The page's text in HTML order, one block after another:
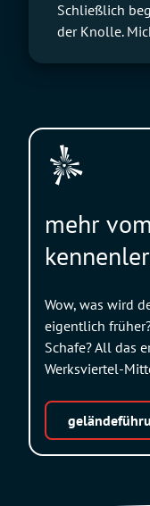
Schließlich
der Knolle.
mehr
Wow, was wird
eigentlich
Schafe? All das
Werksviertel-